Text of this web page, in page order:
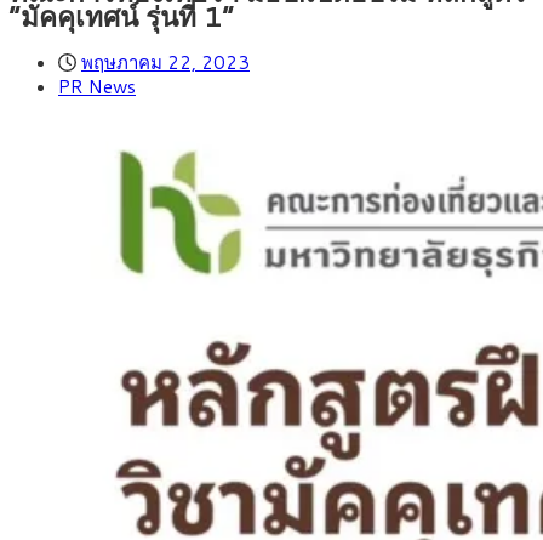
“มัคคุเทศน์ รุ่นที่ 1”
พฤษภาคม 22, 2023
PR News